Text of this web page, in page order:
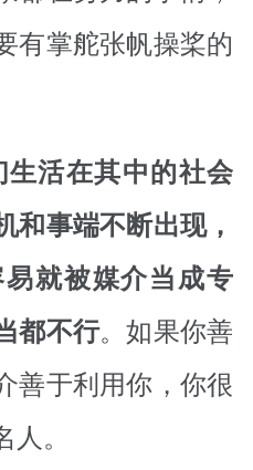
有掌舵张帆操桨的
活在其中的社会
和事端不断出现，
就被媒介当成专
都不行。如果你善
善于利用你，你很
。